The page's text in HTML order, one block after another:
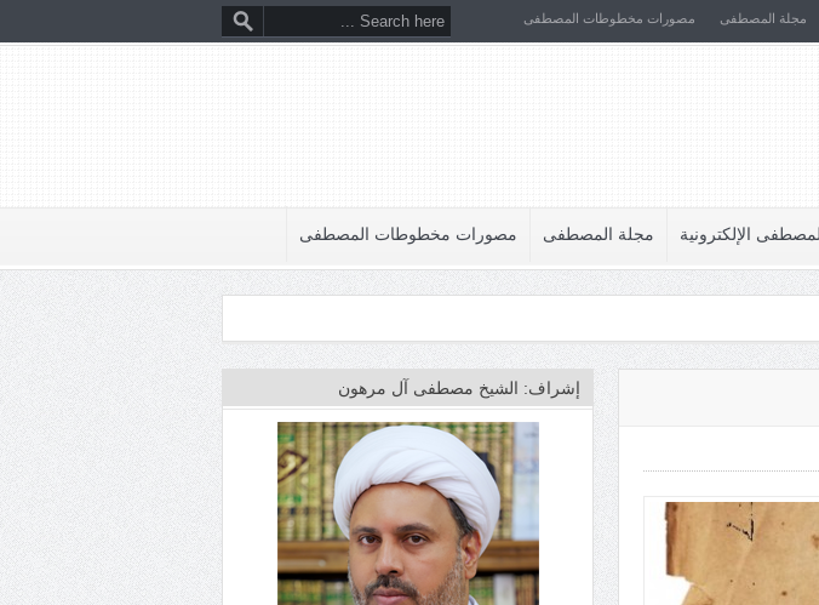
مجلة المصطفى مصورات مخطوطات المصطفى
الإلكترونية مجلة المصطفى مصورات مخطوطات المصطفى
إشراف: الشيخ مصطفى آل مرهون